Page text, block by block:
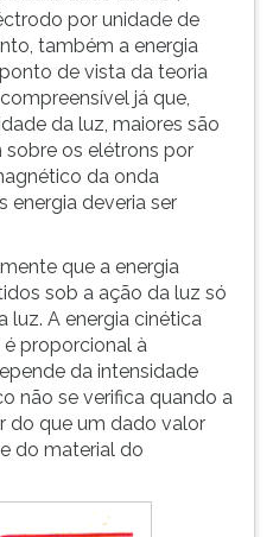
por unidade de
também a energia
de vista da teoria
já que,
da luz, maiores são
sobre os elétrons por
da onda
energia deveria ser
que a energia
sob a ação da luz só
luz. A energia cinética
proporcional à
da intensidade
não se verifica quando a
do que um dado valor
do material do